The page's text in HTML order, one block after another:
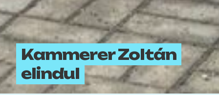
Kammerer Zoltán
elindul